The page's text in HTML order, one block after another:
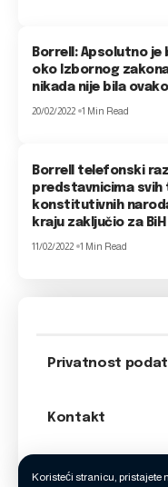
Koristeći stranicu, pristajete
Borrell: Apsolutno
oko Izbornog
nikada nije bila
20/02/2022 1 Min Read
Borrell telefonski
predstavnicima svih
konstitutivnih
kraju zaključio za BiH
11/02/2022 1 Min Read
Privatnost
Kontakt